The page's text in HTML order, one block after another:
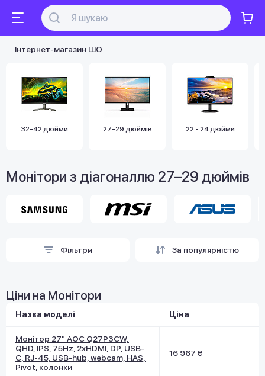
Інтернет-магазин ШО
32–42 дюйми 27–29 дюймів 22 - 24 дюйми
Монітори з діагоналлю 27–29 дюймів
Фільтри За популярністю
Ціни на Монітори
Назва моделі Ціна
Монітор 27" AOC Q27P3CW,
QHD, IPS, 75Hz, 2xHDMI, DP, USB-
C, RJ-45, USB-hub, webcam, HAS,
Pivot, колонки
16 967 ₴